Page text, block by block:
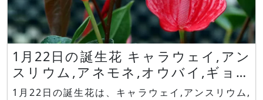
1月22日の誕生花 キャラウェイ,アン
スリウム,アネモネ,オウバイ,ギョリ
ュウバイ
1月22日の誕生花は、キャラウェイ,アンスリウム,